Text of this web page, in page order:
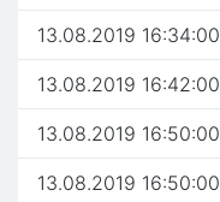
13.08.2019 16:34:00
13.08.2019 16:42:00
13.08.2019 16:50:00
13.08.2019 16:50:00